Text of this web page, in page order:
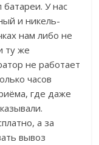
батареи. У нас
и никель-
нам либо не
ту же
не работает
часов
где даже
а за
вывоз